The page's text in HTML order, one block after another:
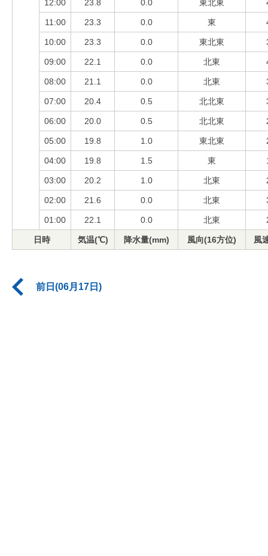
12:00 23.8 0.0 東北東
11:00 23.3 0.0 東
10:00 23.3 0.0 東北東
09:00 22.1 0.0 北東
08:00 21.1 0.0 北東
07:00 20.4 0.5 北北東
06:00 20.0 0.5 北北東
05:00 19.8 1.0 東北東
04:00 19.8 1.5 東
03:00 20.2 1.0 北東
02:00 21.6 0.0 北東
01:00 22.1 0.0 北東
日時 気温(℃) 降水量(mm) 風向(16方位) 風
前日(06月17日)